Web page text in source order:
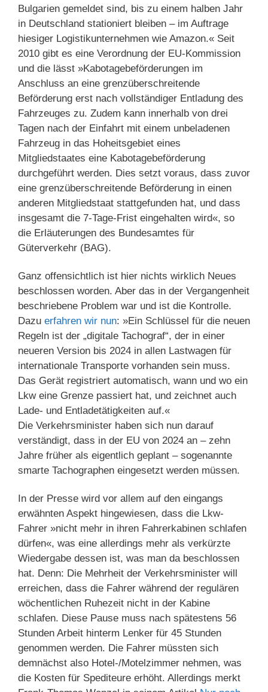
Bulgarien gemeldet sind, bis zu einem halben Jahr
in Deutschland stationiert bleiben – im Auftrage
hiesiger Logistikunternehmen wie Amazon.« Seit
2010 gibt es eine Verordnung der EU-Kommission
und die lässt »Kabotagebeförderungen im
Anschluss an eine grenzüberschreitende
Beförderung erst nach vollständiger Entladung des
Fahrzeuges zu. Zudem kann innerhalb von drei
Tagen nach der Einfahrt mit einem unbeladenen
Fahrzeug in das Hoheitsgebiet eines
Mitgliedstaates eine Kabotagebeförderung
durchgeführt werden. Dies setzt voraus, dass zuvor
eine grenzüberschreitende Beförderung in einen
anderen Mitgliedstaat stattgefunden hat, und dass
insgesamt die 7-Tage-Frist eingehalten wird«, so
die Erläuterungen des Bundesamtes für
Güterverkehr (BAG).
Ganz offensichtlich ist hier nichts wirklich Neues
beschlossen worden. Aber das in der Vergangenheit
beschriebene Problem war und ist die Kontrolle.
Dazu erfahren wir nun: »Ein Schlüssel für die neuen
Regeln ist der „digitale Tachograf“, der in einer
neueren Version bis 2024 in allen Lastwagen für
internationale Transporte vorhanden sein muss.
Das Gerät registriert automatisch, wann und wo ein
Lkw eine Grenze passiert hat, und zeichnet auch
Lade- und Entladetätigkeiten auf.«
Die Verkehrsminister haben sich nun darauf
verständigt, dass in der EU von 2024 an – zehn
Jahre früher als eigentlich geplant – sogenannte
smarte Tachographen eingesetzt werden müssen.
In der Presse wird vor allem auf den eingangs
erwähnten Aspekt hingewiesen, dass die Lkw-
Fahrer »nicht mehr in ihren Fahrerkabinen schlafen
dürfen«, was eine allerdings mehr als verkürzte
Wiedergabe dessen ist, was man da beschlossen
hat. Denn: Die Mehrheit der Verkehrsminister will
erreichen, dass die Fahrer während der regulären
wöchentlichen Ruhezeit nicht in der Kabine
schlafen. Diese Pause muss nach spätestens 56
Stunden Arbeit hinterm Lenker für 45 Stunden
genommen werden. Die Fahrer müssten sich
demnächst also Hotel-/Motelzimmer nehmen, was
die Kosten für Spediteure erhöht. Allerdings merkt